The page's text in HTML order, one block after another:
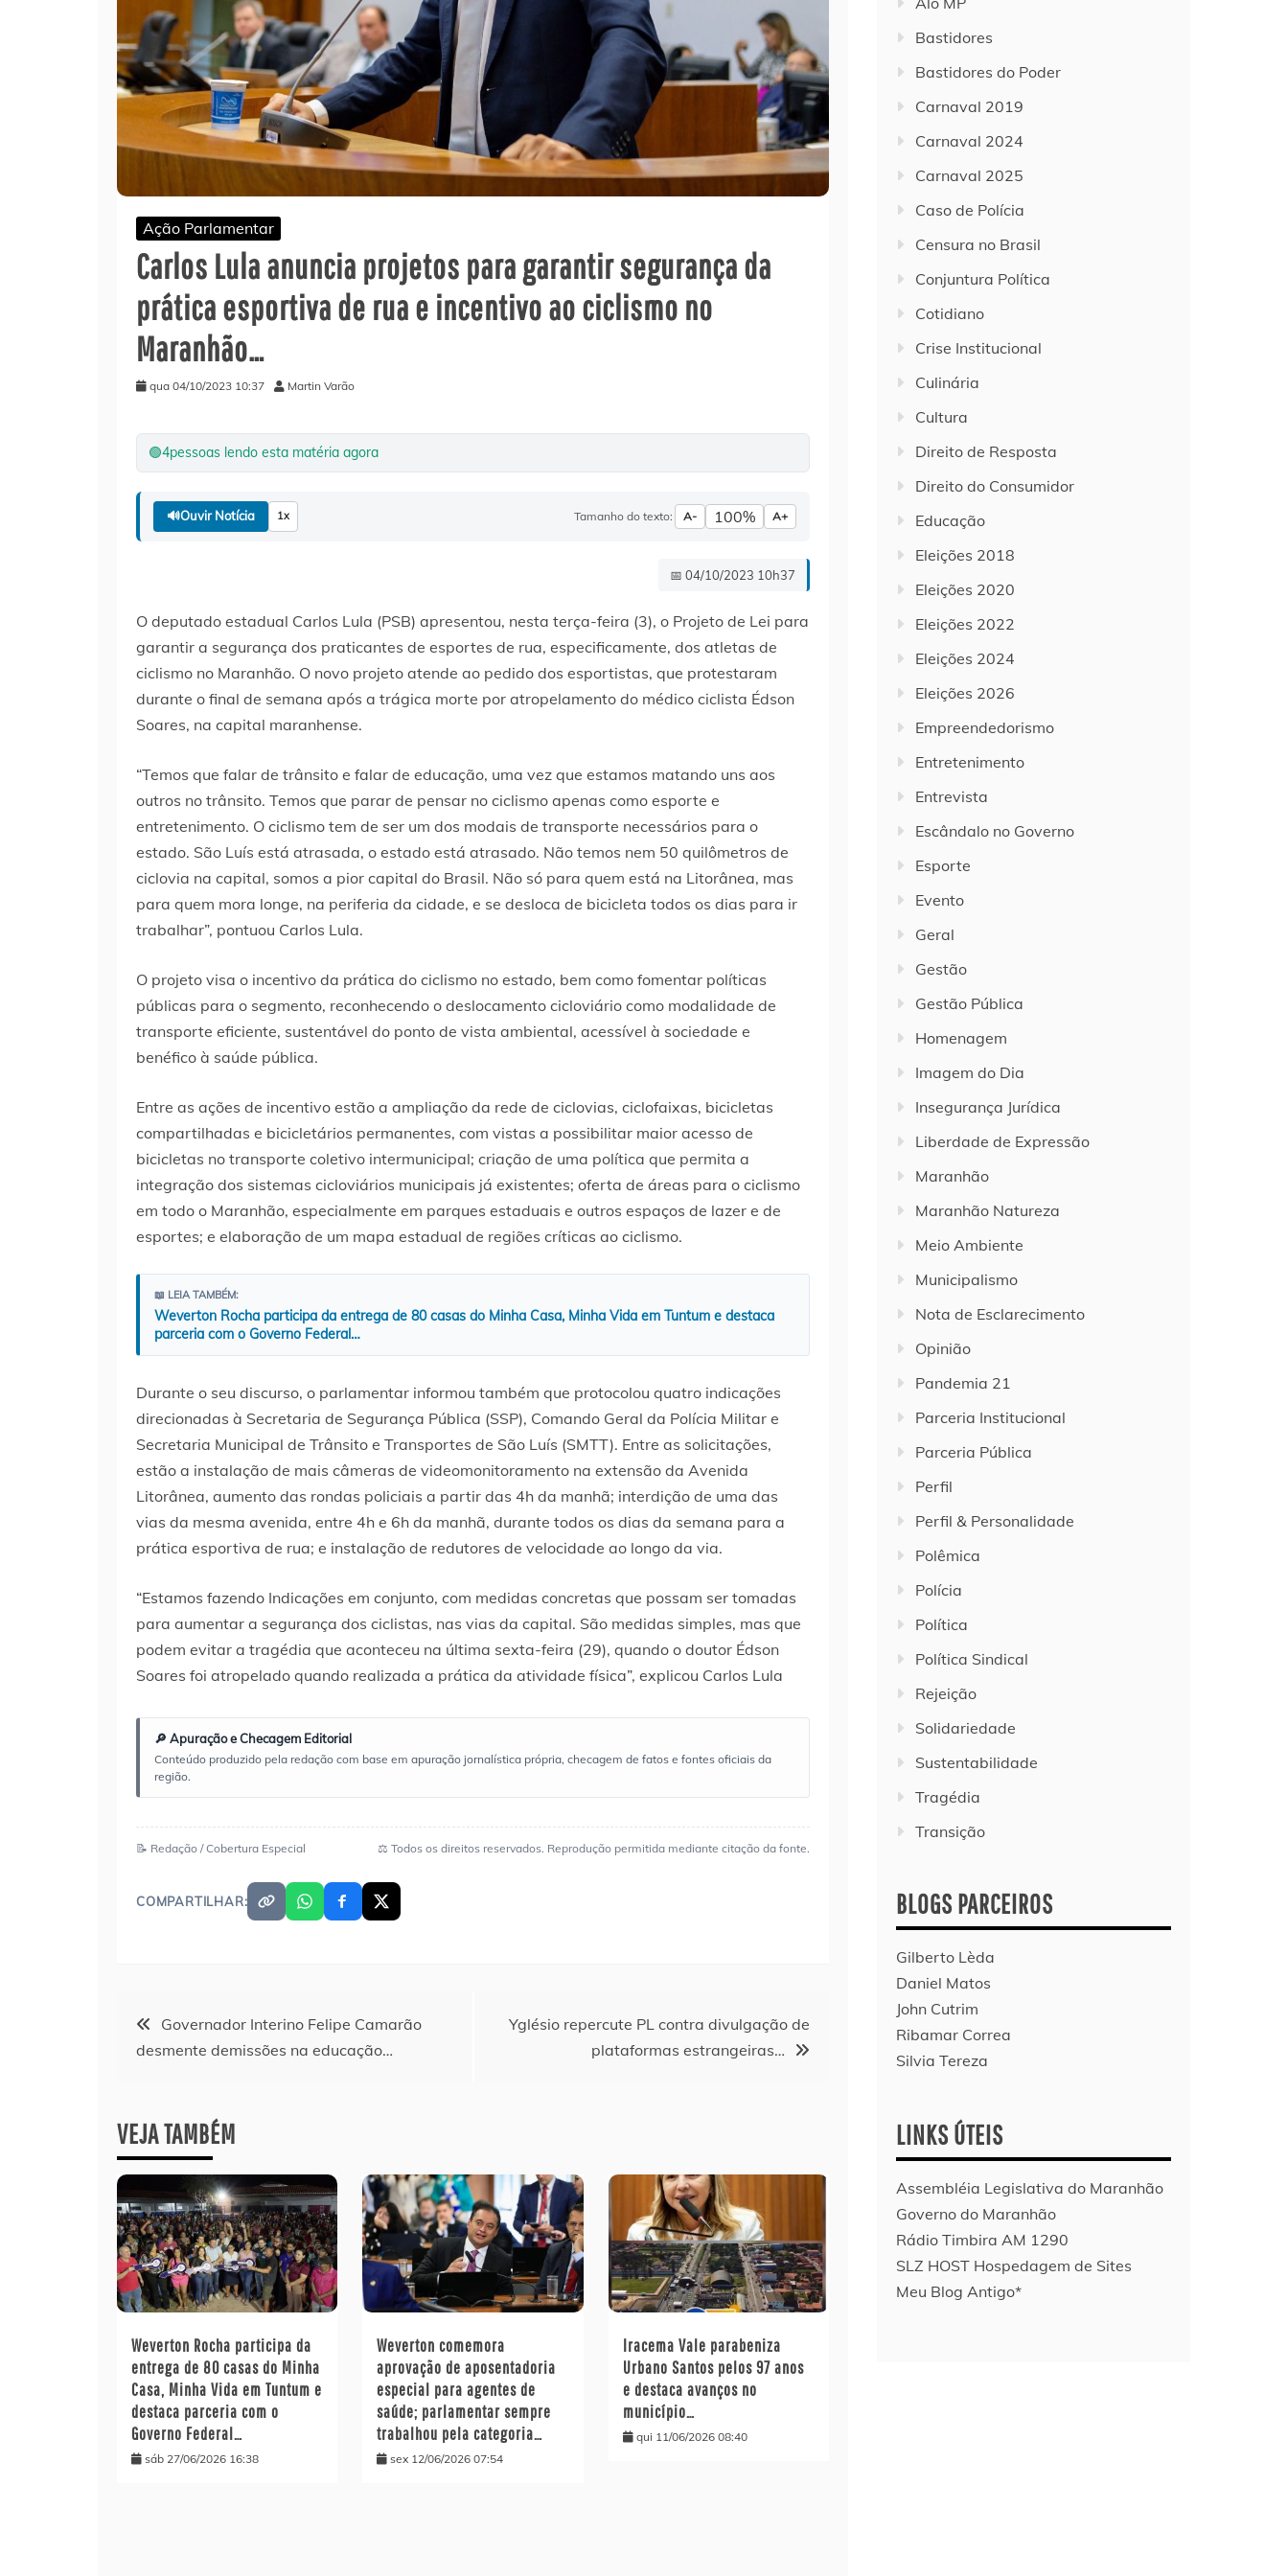
Ação Parlamentar
Carlos Lula anuncia projetos para garantir segurança da
prática esportiva de rua e incentivo ao ciclismo no
Maranhão…
qua 04/10/2023 10:37 Martin Varão
🟢4pessoas lendo esta matéria agora
🔊Ouvir Notícia 1x Tamanho do texto: A- 100% A+
📅 04/10/2023 10h37
O deputado estadual Carlos Lula (PSB) apresentou, nesta terça-feira (3), o Projeto de Lei para
garantir a segurança dos praticantes de esportes de rua, especificamente, dos atletas de
ciclismo no Maranhão. O novo projeto atende ao pedido dos esportistas, que protestaram
durante o final de semana após a trágica morte por atropelamento do médico ciclista Édson
Soares, na capital maranhense.
“Temos que falar de trânsito e falar de educação, uma vez que estamos matando uns aos
outros no trânsito. Temos que parar de pensar no ciclismo apenas como esporte e
entretenimento. O ciclismo tem de ser um dos modais de transporte necessários para o
estado. São Luís está atrasada, o estado está atrasado. Não temos nem 50 quilômetros de
ciclovia na capital, somos a pior capital do Brasil. Não só para quem está na Litorânea, mas
para quem mora longe, na periferia da cidade, e se desloca de bicicleta todos os dias para ir
trabalhar”, pontuou Carlos Lula.
O projeto visa o incentivo da prática do ciclismo no estado, bem como fomentar políticas
públicas para o segmento, reconhecendo o deslocamento cicloviário como modalidade de
transporte eficiente, sustentável do ponto de vista ambiental, acessível à sociedade e
benéfico à saúde pública.
Entre as ações de incentivo estão a ampliação da rede de ciclovias, ciclofaixas, bicicletas
compartilhadas e bicicletários permanentes, com vistas a possibilitar maior acesso de
bicicletas no transporte coletivo intermunicipal; criação de uma política que permita a
integração dos sistemas cicloviários municipais já existentes; oferta de áreas para o ciclismo
em todo o Maranhão, especialmente em parques estaduais e outros espaços de lazer e de
esportes; e elaboração de um mapa estadual de regiões críticas ao ciclismo.
📖 LEIA TAMBÉM:
Weverton Rocha participa da entrega de 80 casas do Minha Casa, Minha Vida em Tuntum e destaca
parceria com o Governo Federal…
Durante o seu discurso, o parlamentar informou também que protocolou quatro indicações
direcionadas à Secretaria de Segurança Pública (SSP), Comando Geral da Polícia Militar e
Secretaria Municipal de Trânsito e Transportes de São Luís (SMTT). Entre as solicitações,
estão a instalação de mais câmeras de videomonitoramento na extensão da Avenida
Litorânea, aumento das rondas policiais a partir das 4h da manhã; interdição de uma das
vias da mesma avenida, entre 4h e 6h da manhã, durante todos os dias da semana para a
prática esportiva de rua; e instalação de redutores de velocidade ao longo da via.
“Estamos fazendo Indicações em conjunto, com medidas concretas que possam ser tomadas
para aumentar a segurança dos ciclistas, nas vias da capital. São medidas simples, mas que
podem evitar a tragédia que aconteceu na última sexta-feira (29), quando o doutor Édson
Soares foi atropelado quando realizada a prática da atividade física”, explicou Carlos Lula
🔎 Apuração e Checagem Editorial
Conteúdo produzido pela redação com base em apuração jornalística própria, checagem de fatos e fontes oficiais da
região.
📝 Redação / Cobertura Especial ⚖️ Todos os direitos reservados. Reprodução permitida mediante citação da fonte.
COMPARTILHAR:
Navegação
Post
Governador Interino Felipe Camarão
desmente demissões na educação…
Yglésio repercute PL contra divulgação de
plataformas estrangeiras…
VEJA TAMBÉM
Weverton Rocha participa da
entrega de 80 casas do Minha
Casa, Minha Vida em Tuntum e
destaca parceria com o
Governo Federal…
sáb 27/06/2026 16:38
Weverton comemora
aprovação de aposentadoria
especial para agentes de
saúde; parlamentar sempre
trabalhou pela categoria…
sex 12/06/2026 07:54
Iracema Vale parabeniza
Urbano Santos pelos 97 anos
e destaca avanços no
município…
qui 11/06/2026 08:40
Bastidores
Bastidores do Poder
Carnaval 2019
Carnaval 2024
Carnaval 2025
Caso de Polícia
Censura no Brasil
Conjuntura Política
Cotidiano
Crise Institucional
Culinária
Cultura
Direito de Resposta
Direito do Consumidor
Educação
Eleições 2018
Eleições 2020
Eleições 2022
Eleições 2024
Eleições 2026
Empreendedorismo
Entretenimento
Entrevista
Escândalo no Governo
Esporte
Evento
Geral
Gestão
Gestão Pública
Homenagem
Imagem do Dia
Insegurança Jurídica
Liberdade de Expressão
Maranhão
Maranhão Natureza
Meio Ambiente
Municipalismo
Nota de Esclarecimento
Opinião
Pandemia 21
Parceria Institucional
Parceria Pública
Perfil
Perfil & Personalidade
Polêmica
Polícia
Política
Política Sindical
Rejeição
Solidariedade
Sustentabilidade
Tragédia
Transição
BLOGS PARCEIROS
Gilberto Lèda
Daniel Matos
John Cutrim
Ribamar Correa
Silvia Tereza
LINKS ÚTEIS
Assembléia Legislativa do Maranhão
Governo do Maranhão
Rádio Timbira AM 1290
SLZ HOST Hospedagem de Sites
Meu Blog Antigo*